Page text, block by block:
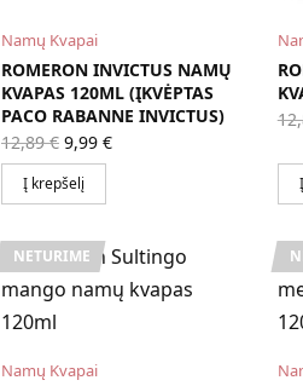
Namų Kvapai
ROMERON INVICTUS NAMŲ
KVAPAS 120ML (ĮKVĖPTAS
PACO RABANNE INVICTUS)
12,89€ Original
price
was:
12,89 €.
9,99 €Current
Į krepšelį
NETURIME
Namų Kvapai